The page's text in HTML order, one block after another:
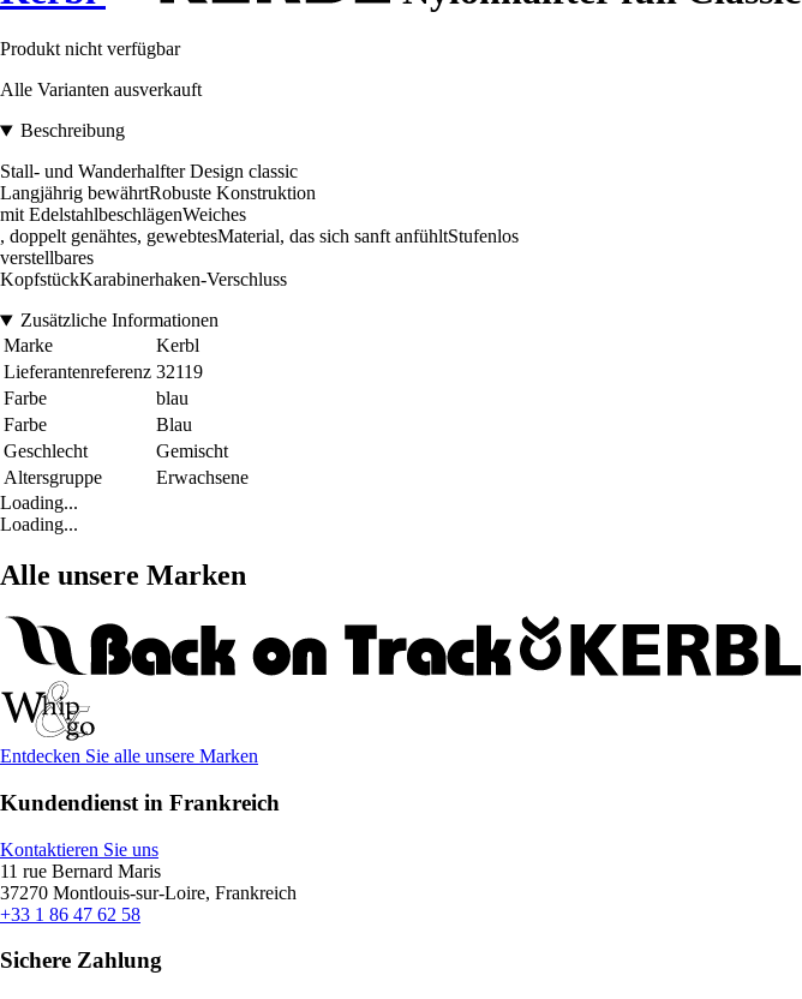
Produkt nicht verfügbar
Alle Varianten ausverkauft
Beschreibung
Stall- und Wanderhalfter Design classic
Langjährig bewährtRobuste Konstruktion
mit EdelstahlbeschlägenWeiches
, doppelt genähtes, gewebtesMaterial, das sich sanft anfühltStufenlos
verstellbares
KopfstückKarabinerhaken-Verschluss
Zusätzliche Informationen
Marke
Kerbl
Lieferantenreferenz 32119
Farbe
blau
Farbe
Blau
Geschlecht
Gemischt
Altersgruppe
Erwachsene
Loading...
Loading...
Alle unsere Marken
Entdecken Sie alle unsere Marken
Kundendienst in Frankreich
Kontaktieren Sie uns
11 rue Bernard Maris
37270 Montlouis-sur-Loire, Frankreich
+33 1 86 47 62 58
Sichere Zahlung